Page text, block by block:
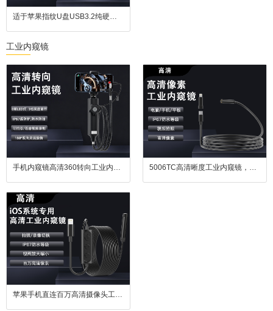
适于苹果指纹U盘USB3.2纯硬件指纹加密U盘
工业内窥镜
苹果手机直连百万高清摄像头工业内窥镜汽车维修防水镜头广角